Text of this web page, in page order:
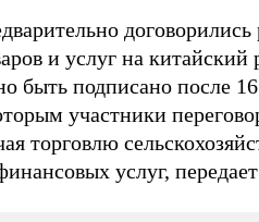
договорились
и услуг на
быть подписано после
участники
торговлю
услуг, передает